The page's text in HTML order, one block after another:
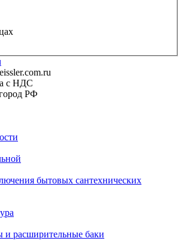
с НДС
РФ
бытовых сантехнических
и расширительные баки